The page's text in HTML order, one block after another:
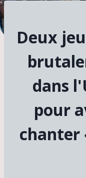
Deux
dans
pour
chanter